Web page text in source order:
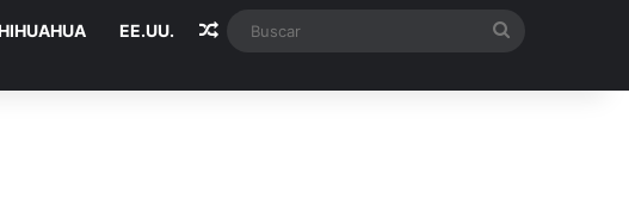
EE.UU. Random Article